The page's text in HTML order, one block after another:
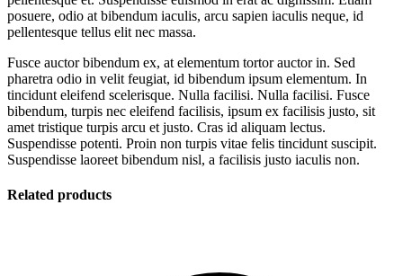
posuere, odio at bibendum iaculis, arcu sapien iaculis neque, id
pellentesque tellus elit nec massa.
Fusce auctor bibendum ex, at elementum tortor auctor in. Sed
pharetra odio in velit feugiat, id bibendum ipsum elementum. In
tincidunt eleifend scelerisque. Nulla facilisi. Nulla facilisi. Fusce
bibendum, turpis nec eleifend facilisis, ipsum ex facilisis justo, sit
amet tristique turpis arcu et justo. Cras id aliquam lectus.
Suspendisse potenti. Proin non turpis vitae felis tincidunt suscipit.
Suspendisse laoreet bibendum nisl, a facilisis justo iaculis non.
Related products